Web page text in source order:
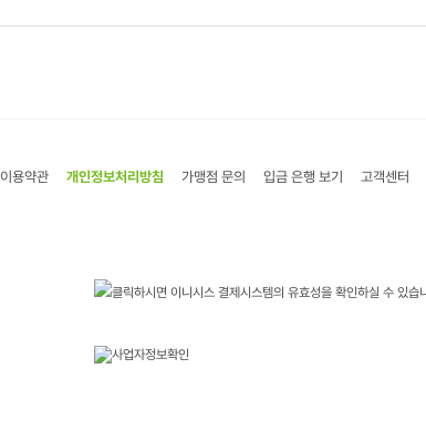
이용약관 개인정보처리방침 가맹점 문의 입금 은행 보기 고객센터